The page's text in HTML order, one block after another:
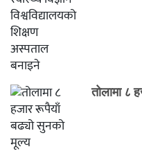
तोलामा ८